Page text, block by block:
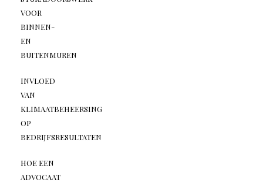
VOOR
BINNEN-
EN
BUITENMUREN
INVLOED
VAN
KLIMAATBEHEERSING
OP
BEDRIJFSRESULTATEN
HOE EEN
ADVOCAAT